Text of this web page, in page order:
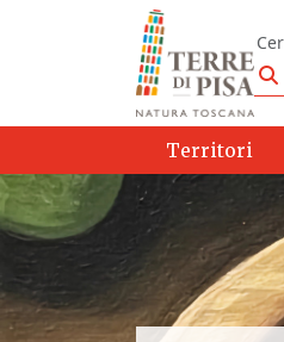
Vai al contenuto
Territori